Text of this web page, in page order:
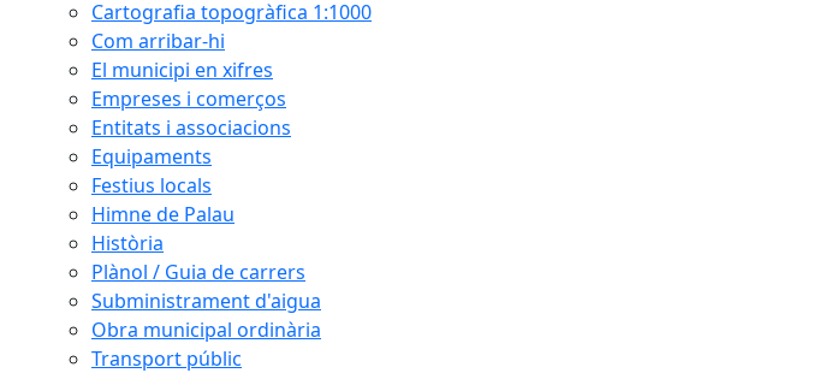
Cartografia topogràfica 1:1000
Com arribar-hi
El municipi en xifres
Empreses i comerços
Entitats i associacions
Equipaments
Festius locals
Himne de Palau
Història
Plànol / Guia de carrers
Subministrament d'aigua
Obra municipal ordinària
Transport públic